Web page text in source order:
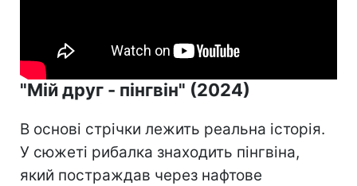
"Мій друг - пінгвін" (2024)
В основі стрічки лежить реальна історія.
У сюжеті рибалка знаходить пінгвіна,
який постраждав через нафтове